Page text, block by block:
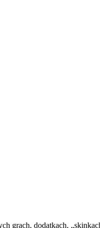
grach, dodatkach,